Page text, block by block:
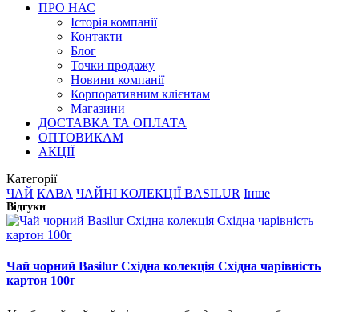
ПРО НАС
Історія компанії
Контакти
Блог
Точки продажу
Новини компанії
Корпоративним клієнтам
Магазини
ДОСТАВКА ТА ОПЛАТА
ОПТОВИКАМ
АКЦІЇ
Категорії
ЧАЙ КАВА ЧАЙНІ КОЛЕКЦІЇ BASILUR Інше
Відгуки
Чай чорний Basilur Східна колекція Східна чарівність
картон 100г